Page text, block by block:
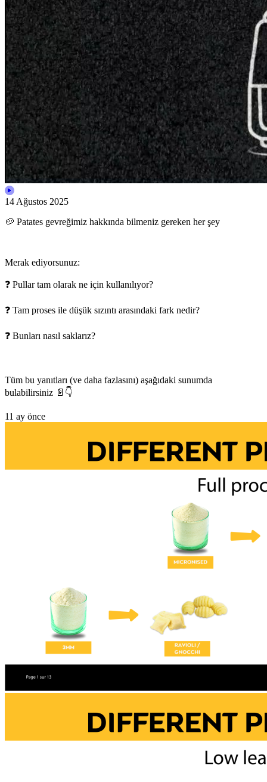
14 Ağustos 2025
🥔 Patates gevreğimiz hakkında bilmeniz gereken her şey
Merak ediyorsunuz:
❓ Pullar tam olarak ne için kullanılıyor?
❓ Tam proses ile düşük sızıntı arasındaki fark nedir?
❓ Bunları nasıl saklarız?
Tüm bu yanıtları (ve daha fazlasını) aşağıdaki sunumda
bulabilirsiniz 📄👇
11 ay önce